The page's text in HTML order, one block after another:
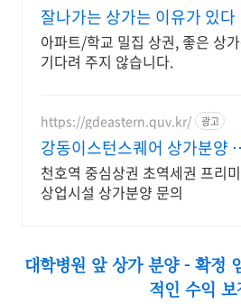
잘나가는 상가는 이유가 있다
아파트/학교 밀집 상권, 좋은 상
기다려 주지 않습니다.
https://gdeastern.quv.kr/ 광고
강동이스턴스퀘어 상가분양
양가 50% 무이자잔금유예
천호역 중심상권 초역세권 프리
상업시설 상가분양 문의
대학병원 앞 상가 분양 - 확정
적인 수익 보